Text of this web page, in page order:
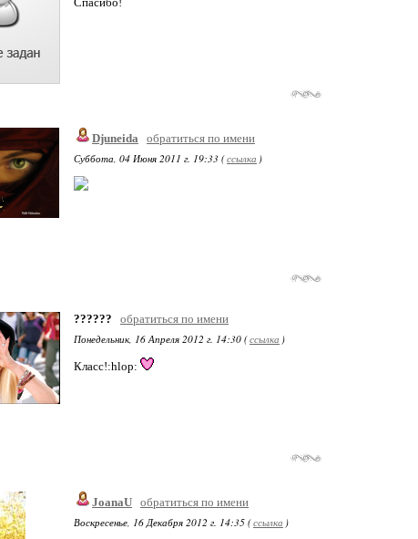
Djuneida
обратиться по имени
Суббота, 04 Июня 2011 г. 19:33 (ссылка )
??????
обратиться по имени
Понедельник, 16 Апреля 2012 г. 14:30 (ссылка )
Класс!:hlop:
JoanaU обратиться по имени
Воскресенье, 16 Декабря 2012 г. 14:35 (ссылка )